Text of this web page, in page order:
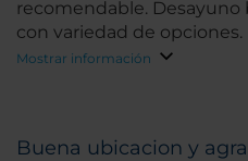
recomendable.
con variedad de opciones.
Mostrar información
Buena ubicacion y